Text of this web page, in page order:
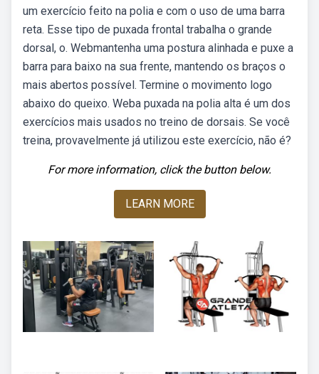
um exercício feito na polia e com o uso de uma barra
reta. Esse tipo de puxada frontal trabalha o grande
dorsal, o. Webmantenha uma postura alinhada e puxe a
barra para baixo na sua frente, mantendo os braços o
mais abertos possível. Termine o movimento logo
abaixo do queixo. Weba puxada na polia alta é um dos
exercícios mais usados no treino de dorsais. Se você
treina, provavelmente já utilizou este exercício, não é?
For more information, click the button below.
LEARN MORE